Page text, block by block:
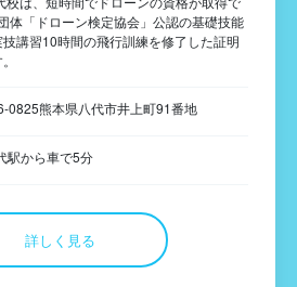
体「ドローン検定協会」公認の基礎技能
講習10時間の飛行訓練を修了した証明
0825熊本県八代市井上町91番地
駅から車で5分
詳しく見る